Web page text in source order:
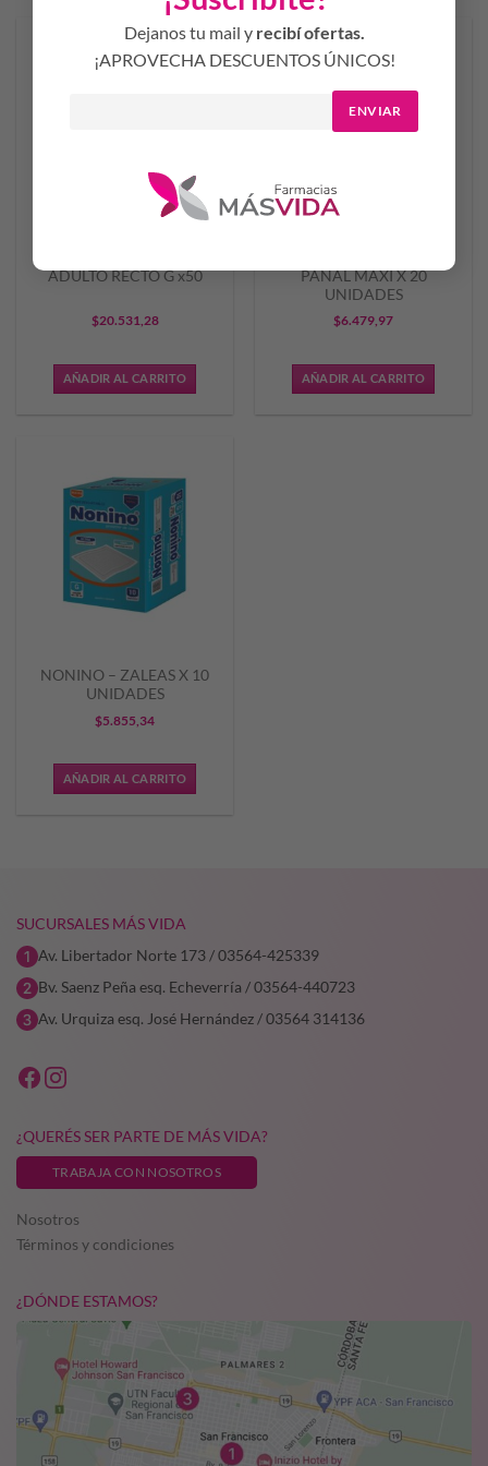
Dejanos tu mail y recibí ofertas.
¡APROVECHA DESCUENTOS ÚNICOS!
ENVIAR
ADULTO RECTO G x50
$20.531,28
AÑADIR AL CARRITO
PAÑAL MAXI X 20
UNIDADES
$6.479,97
AÑADIR AL CARRITO
NONINO – ZALEAS X 10
UNIDADES
$5.855,34
AÑADIR AL CARRITO
SUCURSALES MÁS VIDA
Av. Libertador Norte 173 / 03564-425339
Bv. Saenz Peña esq. Echeverría / 03564-440723
Av. Urquiza esq. José Hernández / 03564 314136
¿QUERÉS SER PARTE DE MÁS VIDA?
TRABAJA CON NOSOTROS
Nosotros
Términos y condiciones
¿DÓNDE ESTAMOS?